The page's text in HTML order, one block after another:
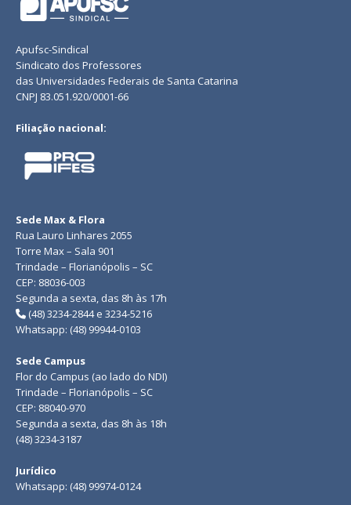
Apufsc-Sindical
Sindicato dos Professores
das Universidades Federais de Santa Catarina
CNPJ 83.051.920/0001-66
Filiação nacional:
Sede Max & Flora
Rua Lauro Linhares 2055
Torre Max – Sala 901
Trindade – Florianópolis – SC
CEP: 88036-003
Segunda a sexta, das 8h às 17h
(48) 3234-2844 e 3234-5216
Whatsapp: (48) 99944-0103
Sede Campus
Flor do Campus (ao lado do NDI)
Trindade – Florianópolis – SC
CEP: 88040-970
Segunda a sexta, das 8h às 18h
(48) 3234-3187
Jurídico
Whatsapp: (48) 99974-0124